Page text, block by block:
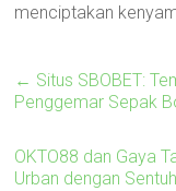
menciptakan
← Situs SBOBET:
Penggemar Sepak
OKTO88 dan Gaya
Urban dengan